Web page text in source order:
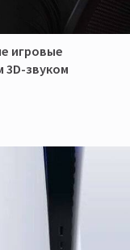
игровые
3D-звуком